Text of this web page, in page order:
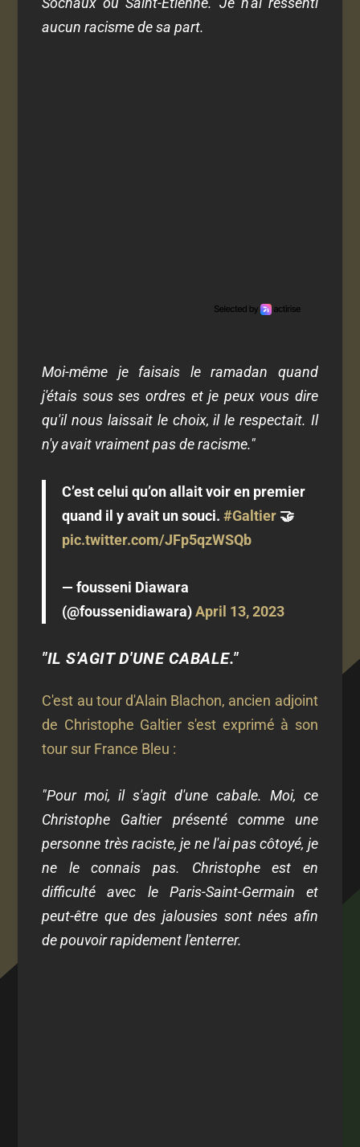
aucun racisme de sa part.
Moi-même je faisais le ramadan quand
j'étais sous ses ordres et je peux vous dire
qu'il nous laissait le choix, il le respectait. Il
n'y avait vraiment pas de racisme."
C’est celui qu’on allait voir en premier
quand il y avait un souci.#Galtier 🤝
pic.twitter.com/JFp5qzWSQb
— fousseni Diawara
(@foussenidiawara)April 13, 2023
"IL S'AGIT D'UNE CABALE."
C'est au tour d'Alain Blachon, ancien adjoint
de Christophe Galtier s'est exprimé à son
tour sur France Bleu :
"Pour moi, il s'agit d'une cabale. Moi, ce
Christophe Galtier présenté comme une
personne très raciste, je ne l'ai pas côtoyé, je
ne le connais pas. Christophe est en
difficulté avec le Paris-Saint-Germain et
peut-être que des jalousies sont nées afin
de pouvoir rapidement l'enterrer.